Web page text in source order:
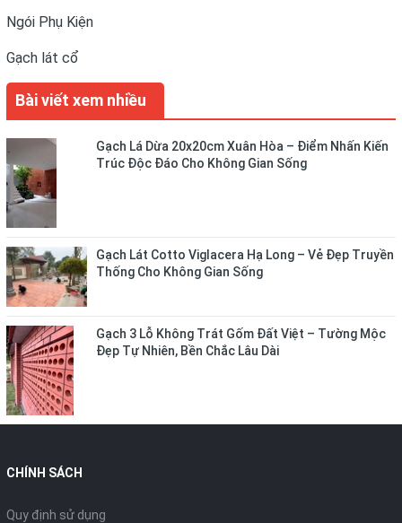
Ngói Phụ Kiện
Gạch lát cổ
Bài viết xem nhiều
Gạch Lá Dừa 20x20cm Xuân Hòa – Điểm Nhấn Kiến
Trúc Độc Đáo Cho Không Gian Sống
Gạch Lát Cotto Viglacera Hạ Long – Vẻ Đẹp Truyền
Thống Cho Không Gian Sống
Gạch 3 Lỗ Không Trát Gốm Đất Việt – Tường Mộc
Đẹp Tự Nhiên, Bền Chắc Lâu Dài
CHÍNH SÁCH
Quy định sử dụng